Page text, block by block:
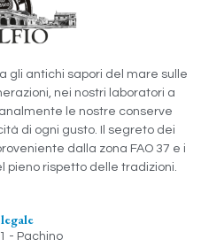
gli antichi sapori del mare sulle
nei nostri laboratori a
le nostre conserve
di ogni gusto. Il segreto dei
dalla zona FAO 37 e i
pieno rispetto delle tradizioni.
- Pachino